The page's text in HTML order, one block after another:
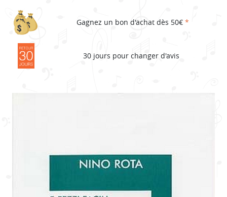
Gagnez un bon d'achat dès 50€ *
30 jours pour changer d'avis